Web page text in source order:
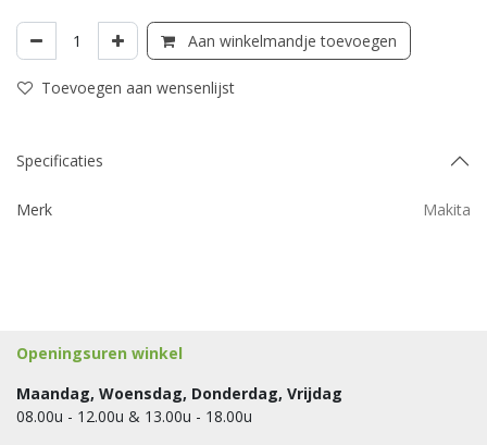
Aan winkelmandje toevoegen
Toevoegen aan wensenlijst
Specificaties
Merk Makita
Openingsuren winkel
Maandag, Woensdag, Donderdag, Vrijdag
08.00u - 12.00u & 13.00u - 18.00u